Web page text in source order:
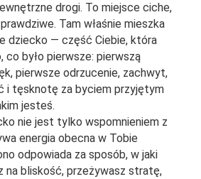
drogi. To miejsce ciche,
Tam właśnie mieszka
dziecko — część Ciebie, która
było pierwsze: pierwszą
pierwsze odrzucenie, zachwyt,
i tęsknotę za byciem przyjętym
jesteś.
nie jest tylko wspomnieniem z
energia obecna w Tobie
odpowiada za sposób, w jaki
na bliskość, przeżywasz stratę,